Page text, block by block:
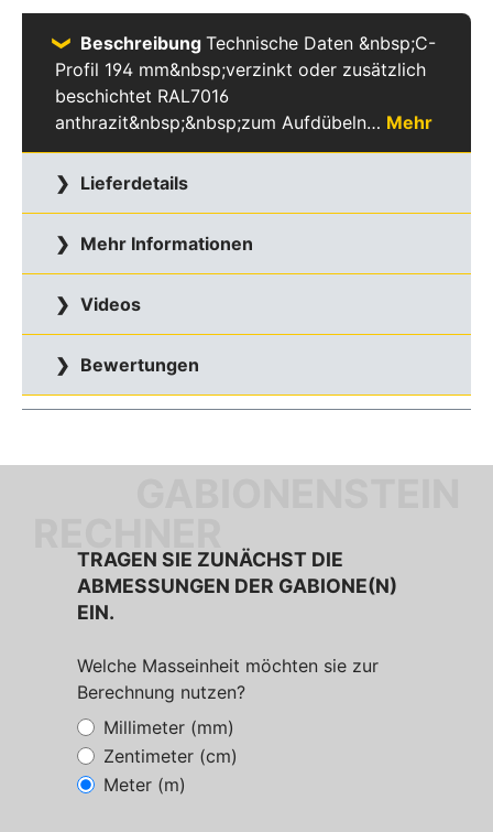
Beschreibung Technische Daten &nbsp;C-
Profil 194 mm&nbsp;verzinkt oder zusätzlich
beschichtet RAL7016
anthrazit&nbsp;&nbsp;zum Aufdübeln… Mehr
Lieferdetails
Mehr Informationen
Videos
Bewertungen
TRAGEN SIE ZUNÄCHST DIE
ABMESSUNGEN DER GABIONE(N)
EIN.
Welche Masseinheit möchten sie zur
Berechnung nutzen?
Millimeter (mm)
Zentimeter (cm)
Meter (m)